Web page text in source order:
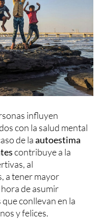
influyen
con la salud mental
de laautoestima
contribuye a la
al
a tener mayor
de asumir
conllevan en la
y felices.